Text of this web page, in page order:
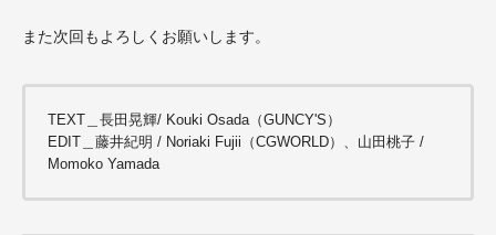
また次回もよろしくお願いします。
TEXT＿ 長田晃輝/ Kouki Osada （GUNCY'S）
EDIT＿藤井紀明 / Noriaki Fujii（CGWORLD）、山田桃子 /
Momoko Yamada